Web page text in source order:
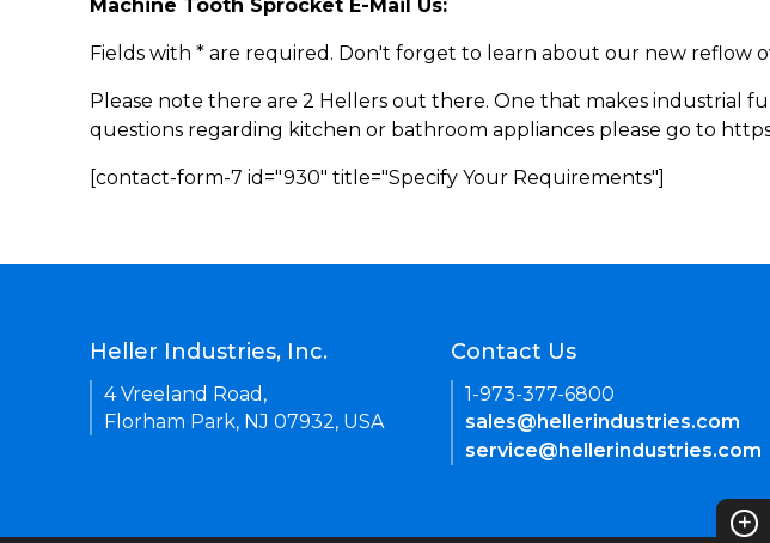
Machine Tooth Sprocket E-Mail Us:
Fields with * are required. Don't forget to learn about our new reflow
Please note there are 2 Hellers out there. One that makes industrial
questions regarding kitchen or bathroom appliances please go to
[contact-form-7 id="930" title="Specify Your Requirements"]
Heller Industries, Inc.
4 Vreeland Road,
Florham Park, NJ 07932, USA
Contact Us
1-973-377-6800
sales@hellerindustries.com
service@hellerindustries.com
+